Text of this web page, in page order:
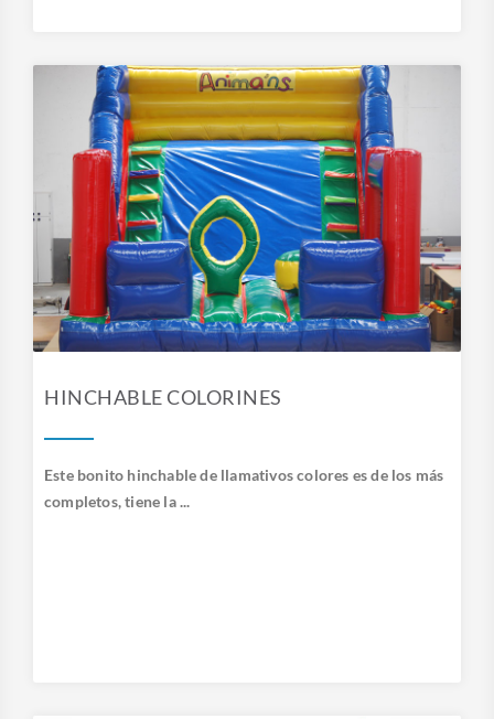
HINCHABLE COLORINES
Este bonito hinchable de llamativos colores es de los más
completos, tiene la ...